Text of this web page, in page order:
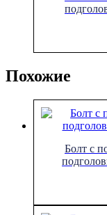
Похожие
Болт с